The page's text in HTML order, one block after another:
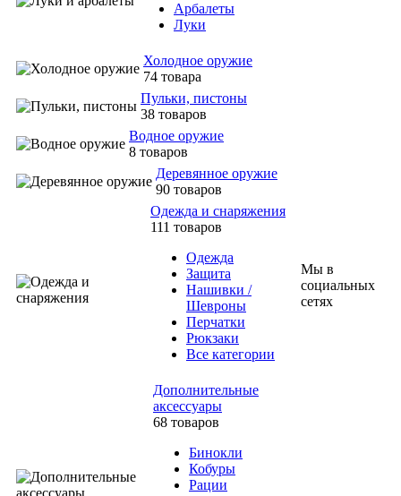
Арбалеты
Луки
Холодное оружие
74 товара
Пульки, пистоны
38 товаров
Водное оружие
8 товаров
Деревянное оружие
90 товаров
Одежда и снаряжения
111 товаров
Одежда
Защита
Нашивки /
Шевроны
Перчатки
Рюкзаки
Все категории
Дополнительные
аксессуары
68 товаров
Бинокли
Кобуры
Рации
Мы в
социальных
сетях